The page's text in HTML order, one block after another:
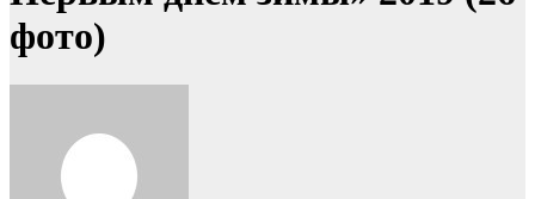
фото)